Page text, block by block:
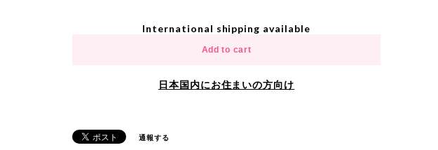
International shipping available
Add to cart
日本国内にお住まいの方向け
通報する